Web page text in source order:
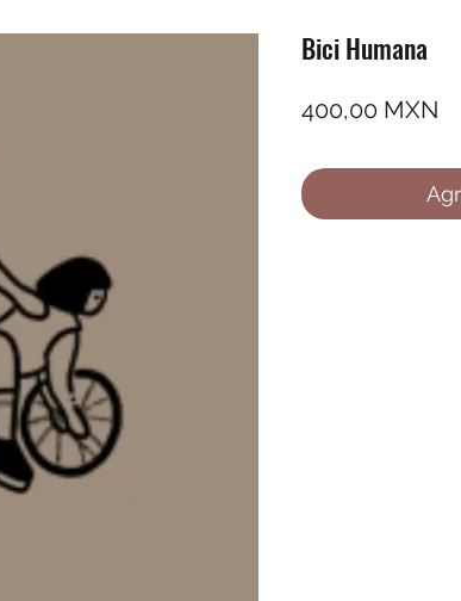
Bici Humana
400,00 MXN